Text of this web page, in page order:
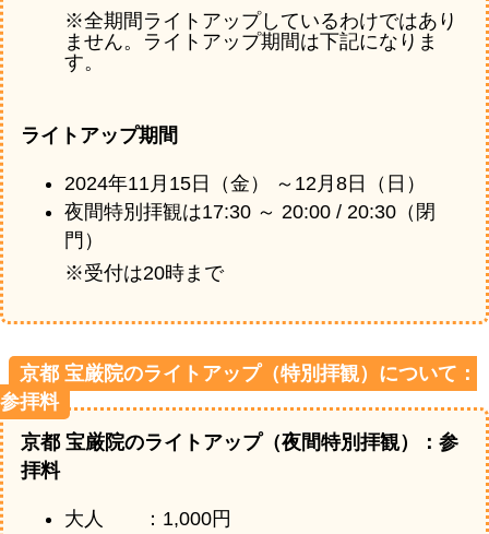
※全期間ライトアップしているわけではあり
ません。ライトアップ期間は下記になりま
す。
ライトアップ期間
2024年11月15日（金） ～12月8日（日）
夜間特別拝観は17:30 ～ 20:00 / 20:30（閉
門）
※受付は20時まで
京都 宝厳院のライトアップ（特別拝観）について：
参拝料
京都 宝厳院のライトアップ（夜間特別拝観）：参
拝料
大人 ：1,000円